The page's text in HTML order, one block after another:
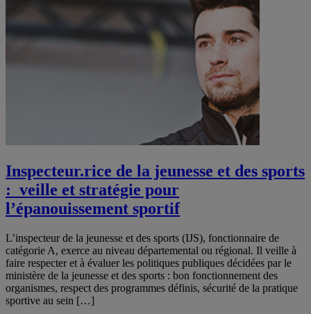
Inspecteur.rice de la jeunesse et des sports
: veille et stratégie pour
l’épanouissement sportif
L’inspecteur de la jeunesse et des sports (IJS), fonctionnaire de
catégorie A, exerce au niveau départemental ou régional. Il veille à
faire respecter et à évaluer les politiques publiques décidées par le
ministère de la jeunesse et des sports : bon fonctionnement des
organismes, respect des programmes définis, sécurité de la pratique
sportive au sein […]